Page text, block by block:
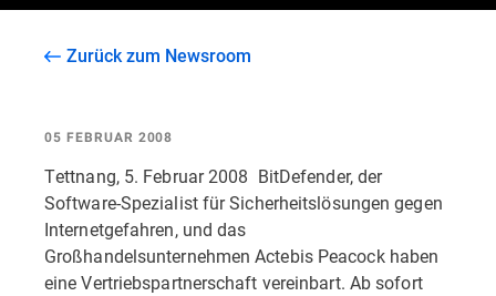
Zurück zum Newsroom
05 FEBRUAR 2008
Tettnang, 5. Februar 2008  BitDefender, der
Software-Spezialist für Sicherheitslösungen gegen
Internetgefahren, und das
Großhandelsunternehmen Actebis Peacock haben
eine Vertriebspartnerschaft vereinbart. Ab sofort